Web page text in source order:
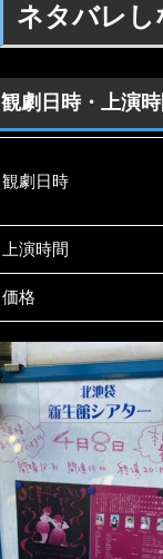
ネタバレし
観劇日時・上演
観劇日時
上演時間
価格